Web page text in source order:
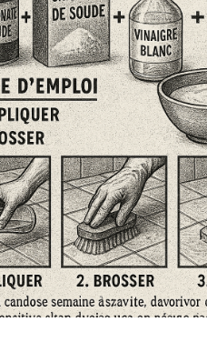
VAISELLE
Liquide
Entretien
Autre
> Voir tout